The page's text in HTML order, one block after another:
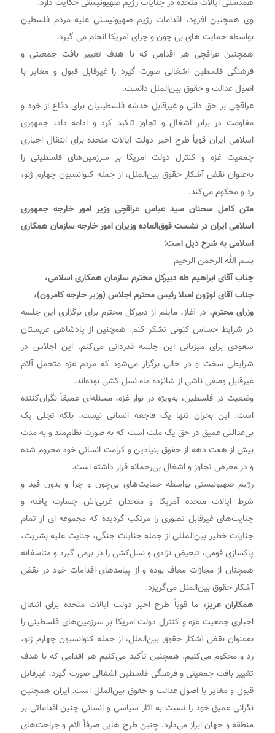
وی همچنین افزود، اقدامات رژیم صهیونیستی علیه مردم فلسطین
بواسطه حمایت های بی چون و چرای آمریکا انجام می گیرد.
همچنین عراقچی هر اقدامی که با هدف تغییر بافت جمعیتی و
فرهنگی فلسطین اشغالی صورت گیرد را غیرقابل قبول و مغایر با
اصول عدالت و حقوق بین‌الملل دانست.
عراقچی بر حق ذاتی و غیرقابل خدشه فلسطینیان برای دفاع از خود و
مقاومت در برابر اشغال و تجاوز تاکید کرد و ادامه داد، جمهوری
اسلامی ایران قویاً طرح اخیر دولت ایالات متحده برای انتقال اجباری
جمعیت غزه و کنترل دولت امریکا بر سرزمین‌های‌ فلسطینی را
به‌عنوان نقض آشکار حقوق بین‌الملل، از جمله کنوانسیون چهارم ژنو،
رد و محکوم می‌کند.
متن کامل سخنان سید عباس عراقچی وزیر امور خارجه جمهوری
اسلامی ایران در نشست فوق‌العاده وزیران امور خارجه سازمان همکاری
اسلامی به شرح ذیل است:
بسم الله الرحمن الرحیم
جناب آقای ابراهیم طه دبیرکل محترم سازمان همکاری اسلامی،
جناب آقای لوژون امبلا رئیس محترم اجلاس (وزیر خارجه کامرون)،
وزرای محترم، در آغاز، مایلم از دبیرکل محترم برای برگزاری این جلسه
در شرایط حساس کنونی تشکر کنم. همچنین از پادشاهی عربستان
سعودی برای میزبانی این جلسه قدردانی می‌کنم. این اجلاس در
شرایطی سخت و در حالی برگزار می‌شود که مردم غزه متحمل آلام
غیرقابل وصفی ناشی از شانزده ماه نسل کشی بوده‌اند.
وضعیت در فلسطین، به‌ویژه در نوار غزه، مسئله‌ای عمیقاً نگران‌کننده
است. این بحران تنها یک فاجعه انسانی نیست، بلکه تجلی یک
بی‌عدالتی عمیق در حق یک ملت است که به صورت نظام‌مند و به مدت
بیش از هفت دهه از حقوق بنیادین و کرامت انسانی خود محروم شده
و در معرض تجاوز و اشغال بی‌رحمانه قرار داشته است.
رژیم صهیونیستی بواسطه حمایت‌های بی‌چون و چرا و بدون قید و
شرط ایالات متحده آمریکا و متحدان غربی‌اش جسارت یافته و
جنایت‌های غیرقابل تصوری را مرتکب گردیده که مجموعه ای از تمام
جنایات خطیر بین‌المللی از جمله جنایات جنگی، جنایت علیه بشریت،
پاکسازی قومی، تبعیض نژادی و نسل‌کشی را در برمی گیرد و متاسفانه
همچنان از مجازات معاف بوده و از پیامدهای اقدامات خود در نقض‌
آشکار حقوق بین‌الملل می‌گریزد.
همکاران عزیز، ما قویاً طرح اخیر دولت ایالات متحده برای انتقال
اجباری جمعیت غزه و کنترل دولت امریکا بر سرزمین‌های‌ فلسطینی را
به‌عنوان نقض آشکار حقوق بین‌الملل، از جمله کنوانسیون چهارم ژنو،
رد و محکوم می‌کنیم. همچنین تأکید می‌کنیم هر اقدامی که با هدف
تغییر بافت جمعیتی و فرهنگی فلسطین اشغالی صورت گیرد، غیرقابل
قبول و مغایر با اصول عدالت و حقوق بین‌الملل است. ایران همچنین
نگرانی عمیق خود را نسبت به آثار سیاسی و انسانی چنین اقداماتی بر
منطقه و جهان ابراز می‌دارد. چنین طرح هایی صرفاً آلام و جراحت‌های